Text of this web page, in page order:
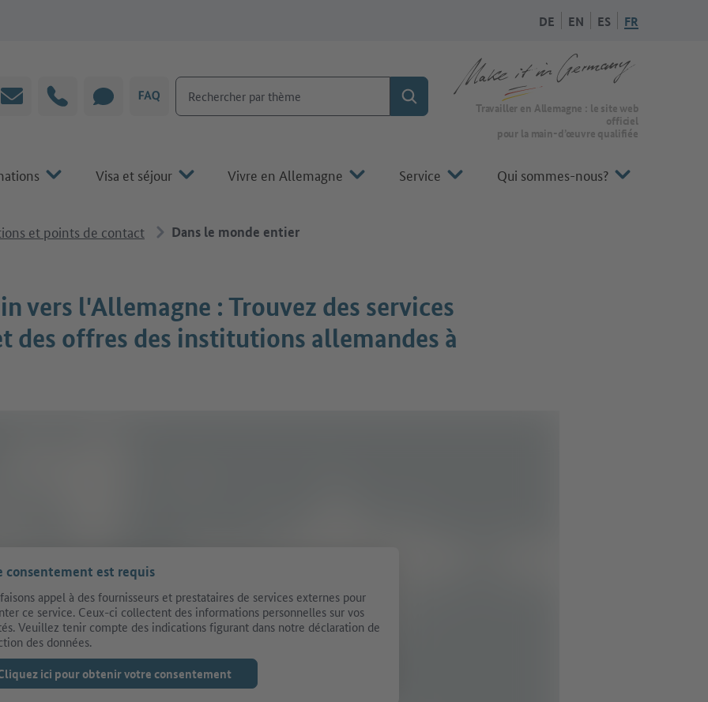
DE EN ES FR
Courrier électronique
HotlineCHAT FAQ
Rechercher par thème
RechercherVers la page d'accueil de Make it in Germany
Travailler en Allemagne : le site web
officiel
pour la main-d’œuvre qualifiée
Visa et séjour Vivre en Allemagne Service Qui sommes-nous?
et points de contact Dans le monde entier
vers l'Allemagne : Trouvez des services
des offres des institutions allemandes à
consentement est requis
appel à des fournisseurs et prestataires de services externes pour
ce service. Ceux-ci collectent des informations personnelles sur vos
Veuillez tenir compte des indications figurant dans notre déclaration de
des données.
ici pour obtenir votre consentement